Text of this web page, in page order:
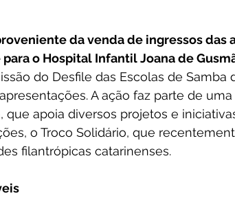
da venda de ingressos das
o Hospital Infantil Joana de
do Desfile das Escolas de Samba
A ação faz parte de
que apoia diversos projetos e
o Troco Solidário, que
filantrópicas catarinenses.